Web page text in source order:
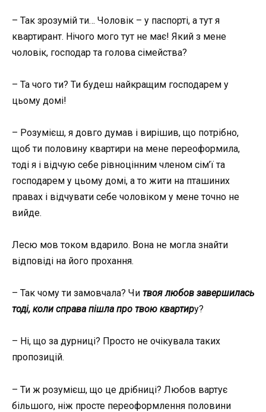
– Так зрозумій ти… Чоловік – у паспорті, а тут я
квартирант. Нічого мого тут не має! Який з мене
чоловік, господар та голова сімейства?
– Та чого ти? Ти будеш найкращим господарем у
цьому домі!
– Розумієш, я довго думав і вирішив, що потрібно,
щоб ти половину квартири на мене переоформила,
тоді я і відчую себе рівноцінним членом сім’ї та
господарем у цьому домі, а то жити на пташиних
правах і відчувати себе чоловіком у мене точно не
вийде.
Лесю мов током вдарило. Вона не могла знайти
відповіді на його прохання.
– Так чому ти замовчала? Чи твоя любов завершилась
тоді, коли справа пішла про твою квартиру?
– Ні, що за дурниці? Просто не очікувала таких
пропозицій.
– Ти ж розумієш, що це дрібниці? Любов вартує
більшого, ніж просте переоформлення половини